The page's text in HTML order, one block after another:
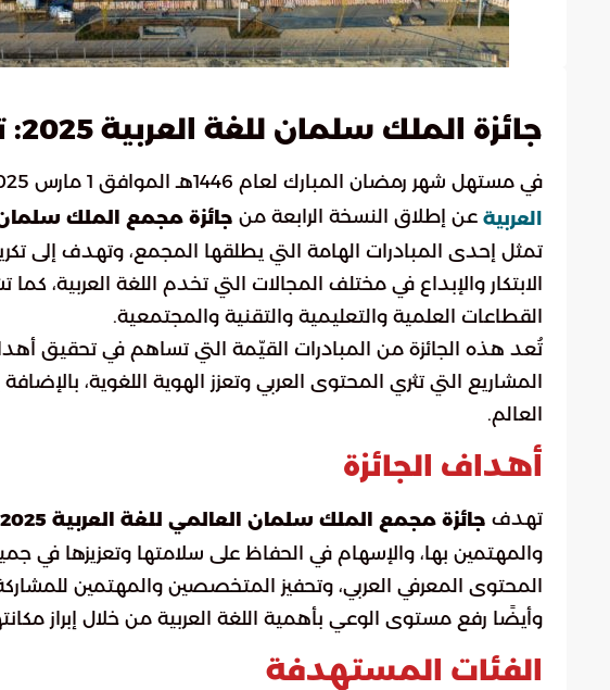
جائزة الملك سلمان للغة العربية 2025: تكريم وإبداع
في مستهل شهر رمضان المبارك لعام 1446هـ الموافق 1 مارس 2025م، يُعلن
العربية عن إطلاق النسخة الرابعة من جائزة مجمع الملك سلمان
تمثل إحدى المبادرات الهامة التي يطلقها المجمع، وتهدف إلى
الابتكار والإبداع في مختلف المجالات التي تخدم اللغة
القطاعات العلمية والتعليمية والتقنية والمجتمعية.
المشاريع التي تثري المحتوى العربي وتعزز الهوية اللغوية،
العالم.
أهداف الجائزة
تهدف جائزة مجمع الملك سلمان العالمي للغة العربية 2025
والمهتمين بها، والإسهام في الحفاظ على سلامتها وتعزيزها في
المحتوى المعرفي العربي، وتحفيز المتخصصين والمهتمين للمشاركة
وأيضًا رفع مستوى الوعي بأهمية اللغة العربية من خلال إبراز
الفئات المستهدفة